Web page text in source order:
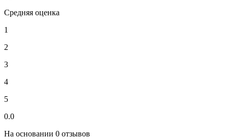
Средняя оценка
1
2
3
4
5
0.0
На основании 0 отзывов